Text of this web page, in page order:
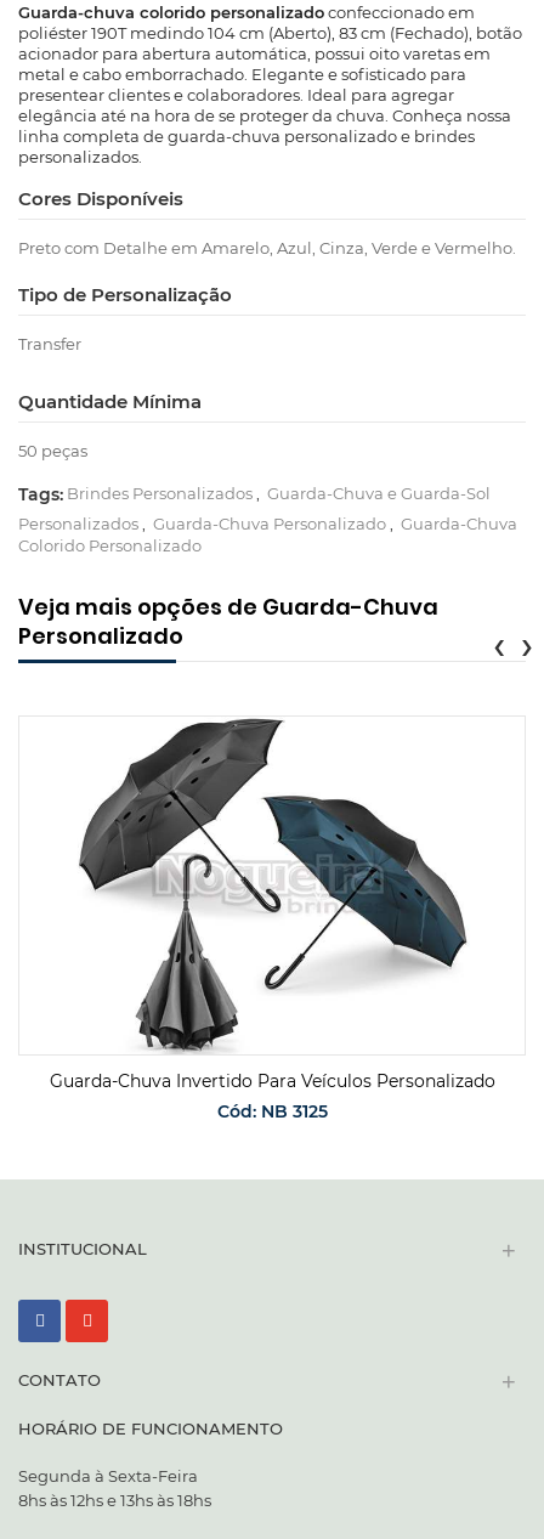
Guarda-chuva colorido personalizadoconfeccionado em
poliéster 190T medindo 104 cm (Aberto), 83 cm (Fechado), botão
acionador para abertura automática, possui oito varetas em
metal e cabo emborrachado. Elegante e sofisticado para
presentear clientes e colaboradores. Ideal para agregar
elegância até na hora de se proteger da chuva. Conheça nossa
linha completa de guarda-chuva personalizado e brindes
personalizados.
Cores Disponíveis
Preto com Detalhe em Amarelo, Azul, Cinza, Verde e Vermelho.
Tipo de Personalização
Transfer
Quantidade Mínima
50 peças
Tags: Brindes Personalizados
Guarda-Chuva e Guarda-Sol
Personalizados
Guarda-Chuva Personalizado
Guarda-Chuva
Colorido Personalizado
Veja mais opções de Guarda-Chuva
Personalizado
Guarda-Chuva Invertido Para Veículos Personalizado
Cód: NB 3125
SOLICITAR ORÇAMENTO
‹ ›
INSTITUCIONAL +
CONTATO +
HORÁRIO DE FUNCIONAMENTO
Segunda à Sexta-Feira
8hs às 12hs e 13hs às 18hs